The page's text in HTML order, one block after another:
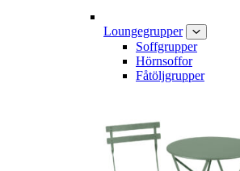
Loungegrupper
Soffgrupper
Hörnsoffor
Fåtöljgrupper